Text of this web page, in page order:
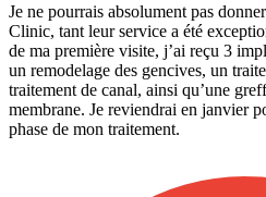
Je ne pourrais absolument pas
Clinic, tant leur service a été
de ma première visite, j’ai reçu 3
un remodelage des gencives, un
traitement de canal, ainsi qu’une
membrane. Je reviendrai en janvier
phase de mon traitement.